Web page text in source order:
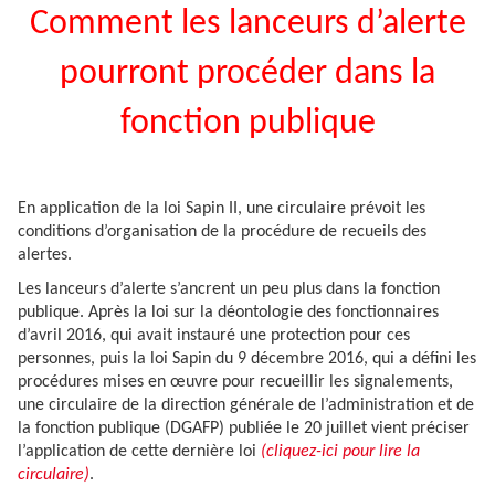
Comment les lanceurs d’alerte
pourront procéder dans la
fonction publique
En application de la loi Sapin II, une circulaire prévoit les
conditions d’organisation de la procédure de recueils des
alertes.
Les lanceurs d’alerte s’ancrent un peu plus dans la fonction
publique. Après la loi sur la déontologie des fonctionnaires
d’avril 2016, qui avait instauré une protection pour ces
personnes, puis la loi Sapin du 9 décembre 2016, qui a défini les
procédures mises en œuvre pour recueillir les signalements,
une circulaire de la direction générale de l’administration et de
la fonction publique (DGAFP) publiée le 20 juillet vient préciser
l’application de cette dernière loi (cliquez-ici pour lire la
circulaire).